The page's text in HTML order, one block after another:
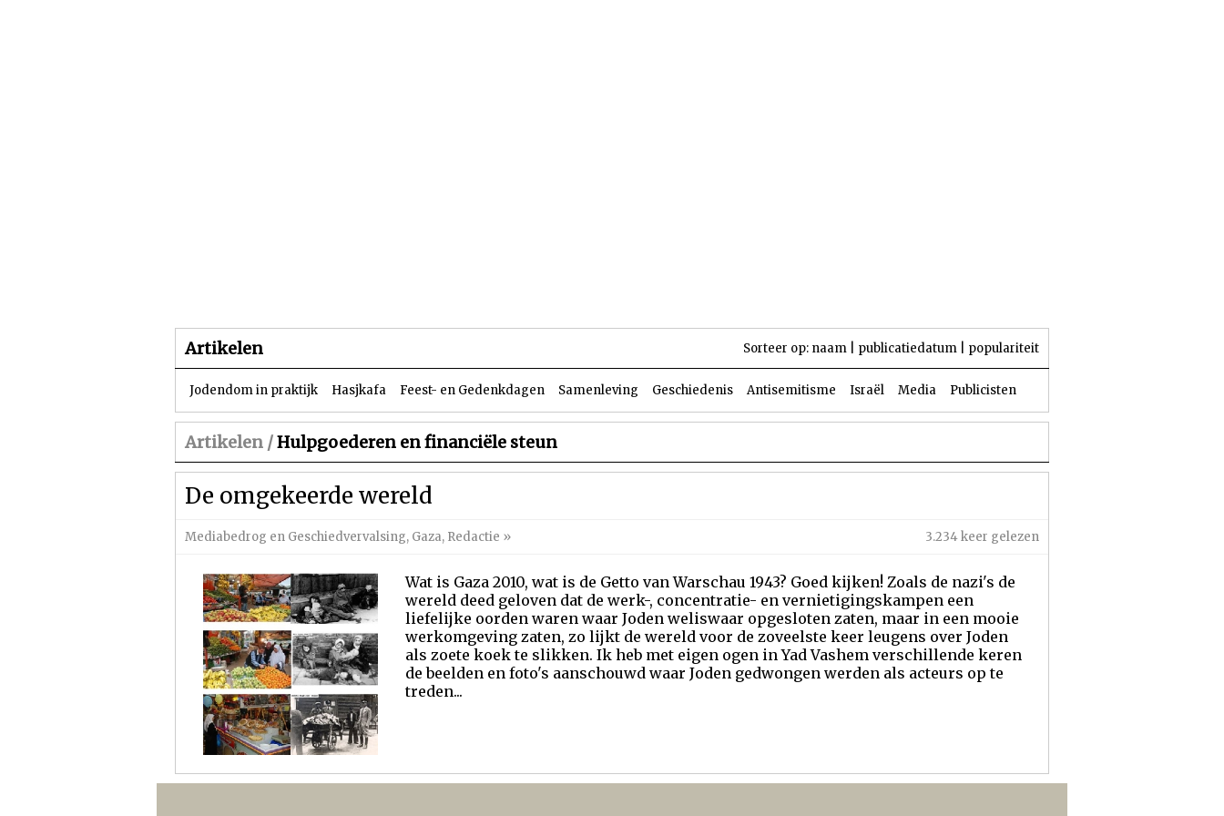
Artikelen Sorteer op: naam publicatiedatum populariteit
Jodendom in praktijk Hasjkafa Feest- en Gedenkdagen Samenleving Geschiedenis Antisemitisme Israël Media Publicisten
Artikelen /Hulpgoederen en financiële steun
De omgekeerde wereld
Mediabedrog en Geschiedvervalsing, Gaza, Redactie » 3.234 keer gelezen
Wat is Gaza 2010, wat is de Getto van Warschau 1943? Goed kijken! Zoals de nazi's de
wereld deed geloven dat de werk-, concentratie- en vernietigingskampen een
liefelijke oorden waren waar Joden weliswaar opgesloten zaten, maar in een mooie
werkomgeving zaten, zo lijkt de wereld voor de zoveelste keer leugens over Joden
als zoete koek te slikken. Ik heb met eigen ogen in Yad Vashem verschillende keren
de beelden en foto's aanschouwd waar Joden gedwongen werden als acteurs op te
treden...